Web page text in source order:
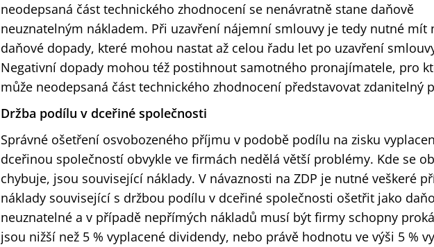
neodepsaná část technického zhodnocení se nenávratně stane daňově
neuznatelným nákladem. Při uzavření nájemní smlouvy je tedy nutné mít
daňové dopady, které mohou nastat až celou řadu let po uzavření
Negativní dopady mohou též postihnout samotného pronajímatele, pro
může neodepsaná část technického zhodnocení představovat zdanitelný
Držba podílu v dceřiné společnosti
Správné ošetření osvobozeného příjmu v podobě podílu na zisku
dceřinou společností obvykle ve firmách nedělá větší problémy. Kde se
chybuje, jsou související náklady. V návaznosti na ZDP je nutné veškeré
náklady související s držbou podílu v dceřiné společnosti ošetřit jako
neuznatelné a v případě nepřímých nákladů musí být firmy schopny
jsou nižší než 5 % vyplacené dividendy, nebo právě hodnotu ve výši 5 %